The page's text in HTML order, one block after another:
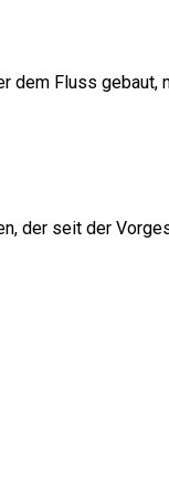
dem Fluss
der seit der